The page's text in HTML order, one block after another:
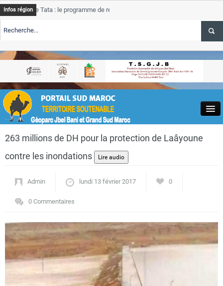
Close
Actualités
Circuits touristiques
Infos région
Tata : le programme de rehabilitation post-inondations
TSGJB Tourisme : l’ONMT renforce l’aerien a Dakhla et
Tata
service
TSGJB Tourisme au Maroc : Transavia renforce les vols Paris-
263 millions de DH pour la protection de Laâyoune
contre les inondations
Admin lundi 13 février 2017 0
0 Commentaires